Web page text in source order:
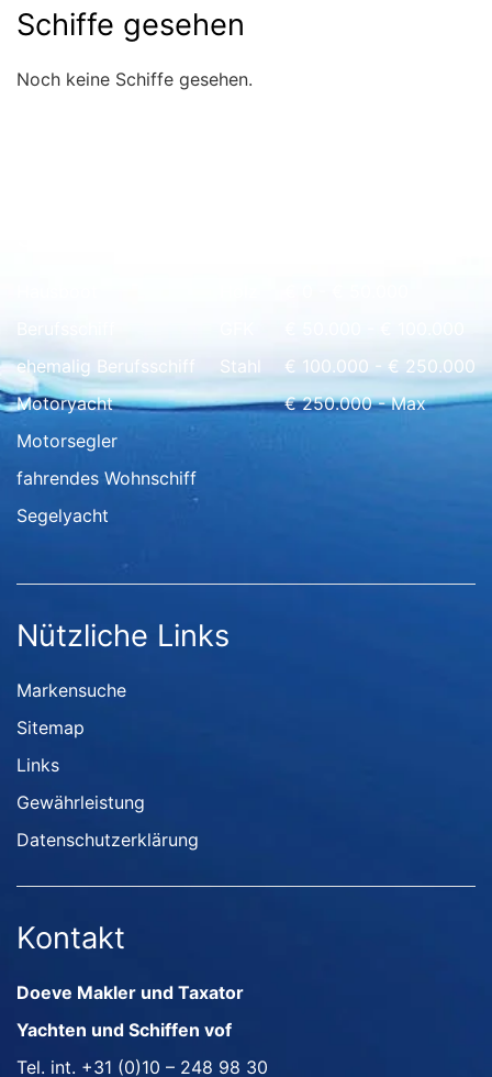
Schiffe gesehen
Noch keine Schiffe gesehen.
ehemalig Berufsschiff
Motoryacht
Motorsegler
fahrendes Wohnschiff
Segelyacht
Stahl
€ 100.000 - € 250.000
€ 250.000 - Max
Nützliche Links
Markensuche
Sitemap
Links
Gewährleistung
Datenschutzerklärung
Kontakt
Doeve Makler und Taxator
Yachten und Schiffen vof
Tel. int. +31 (0)10 – 248 98 30